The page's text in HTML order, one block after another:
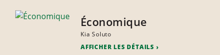
Économique
Kia Soluto
AFFICHER LES DÉTAILS